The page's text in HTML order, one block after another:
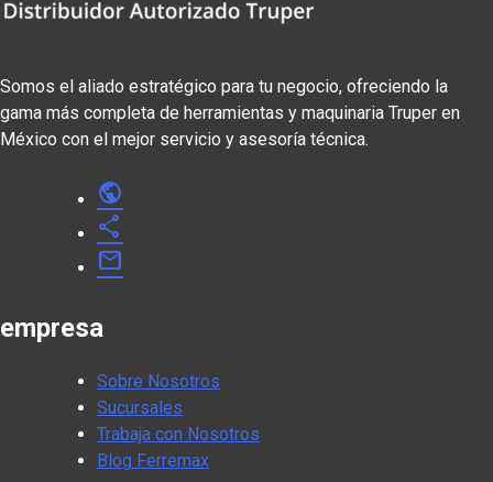
Somos el aliado estratégico para tu negocio, ofreciendo la
gama más completa de herramientas y maquinaria Truper en
México con el mejor servicio y asesoría técnica.
public
share
mail
empresa
Sobre Nosotros
Sucursales
Trabaja con Nosotros
Blog Ferremax